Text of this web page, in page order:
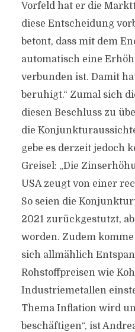
Vorfeld hat er die
diese Entscheidung
betont, dass mit dem
automatisch eine
verbunden ist. Damit
beruhigt.“ Zumal sich
diesen Beschluss zu
die
gebe es derzeit jedoch
Greisel: „Die
USA zeugt von einer
So seien die
2021 zurückgestutzt,
worden. Zudem
sich allmählich
Rohstoffpreisen wie
Industriemetallen
Thema Inflation wird
beschäftigen“, ist